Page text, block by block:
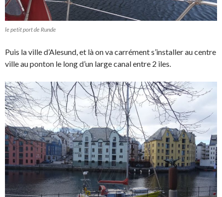
le petit port de Runde
Puis la ville d’Alesund, et là on va carrément s’installer au centre
ville au ponton le long d’un large canal entre 2 iles.